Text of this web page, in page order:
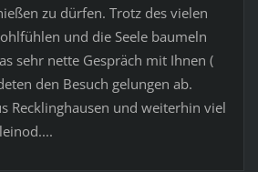
zu dürfen. Trotz des vielen
und die Seele baumeln
sehr nette Gespräch mit Ihnen (
den Besuch gelungen ab.
Recklinghausen und weiterhin viel